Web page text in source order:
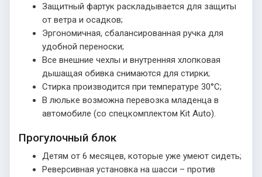
Защитный фартук раскладывается для защиты
от ветра и осадков;
Эргономичная, сбалансированная ручка для
удобной переноски;
Все внешние чехлы и внутренняя хлопковая
дышащая обивка снимаются для стирки;
Стирка производится при температуре 30°С;
В люльке возможна перевозка младенца в
автомобиле (со спецкомплектом Kit Auto).
Прогулочный блок
Детям от 6 месяцев, которые уже умеют сидеть;
Реверсивная установка на шасси – против